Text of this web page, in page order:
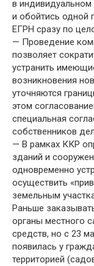
в
и обойтись одной
ЕГРН сразу по
— Проведение
позволяет
устранить
возникновения
уточняются
этом
специальная
собственников
— В рамках ККР
зданий и
одновременно
осуществить
земельным
Раньше
органы местного
средств, но с 23
появилась у
территорией